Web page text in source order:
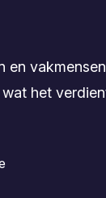
en
het